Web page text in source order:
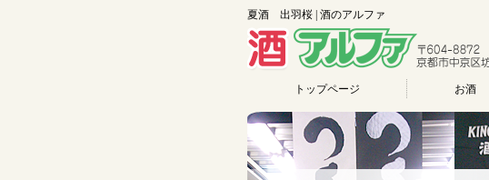
夏酒 出羽桜 | 酒のアルファ
トップページ お酒